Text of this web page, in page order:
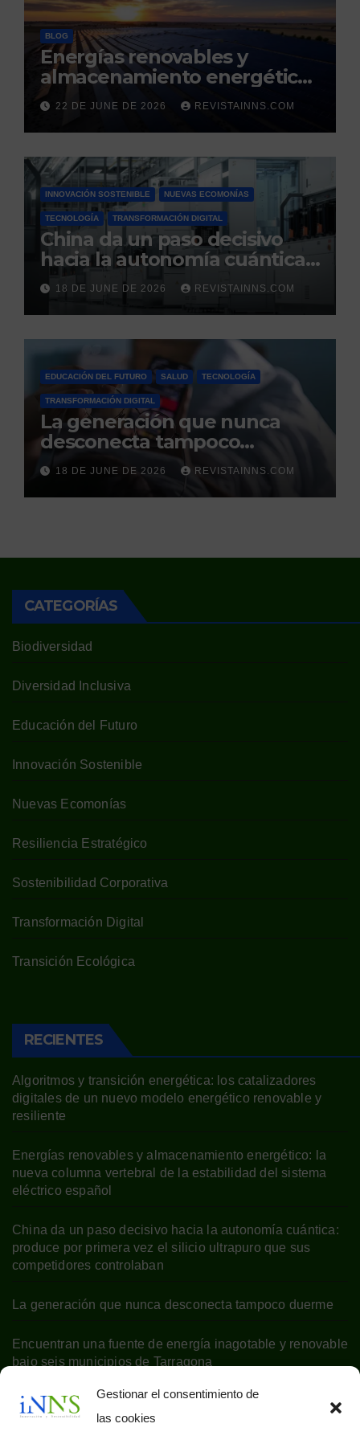
Gestionar el consentimiento de
las cookies
BLOG
Energías renovables y
almacenamiento energético:
la nueva columna vertebral
de la estabilidad del sistema
eléctrico español
22 DE JUNE DE 2026 REVISTAINNS.COM
INNOVACIÓN SOSTENIBLE NUEVAS ECOMONÍAS
TECNOLOGÍA TRANSFORMACIÓN DIGITAL
China da un paso decisivo
hacia la autonomía cuántica:
produce por primera vez el
silicio ultrapuro que sus
competidores controlaban
18 DE JUNE DE 2026 REVISTAINNS.COM
EDUCACIÓN DEL FUTURO SALUD TECNOLOGÍA
TRANSFORMACIÓN DIGITAL
La generación que nunca
desconecta tampoco
duerme
18 DE JUNE DE 2026 REVISTAINNS.COM
CATEGORÍAS
Biodiversidad
Diversidad Inclusiva
Educación del Futuro
Innovación Sostenible
Nuevas Ecomonías
Resiliencia Estratégico
Sostenibilidad Corporativa
Transformación Digital
Transición Ecológica
RECIENTES
Algoritmos y transición energética: los catalizadores
digitales de un nuevo modelo energético renovable y
resiliente
Energías renovables y almacenamiento energético: la
nueva columna vertebral de la estabilidad del sistema
eléctrico español
China da un paso decisivo hacia la autonomía cuántica:
produce por primera vez el silicio ultrapuro que sus
competidores controlaban
La generación que nunca desconecta tampoco duerme
Encuentran una fuente de energía inagotable y renovable
bajo seis municipios de Tarragona